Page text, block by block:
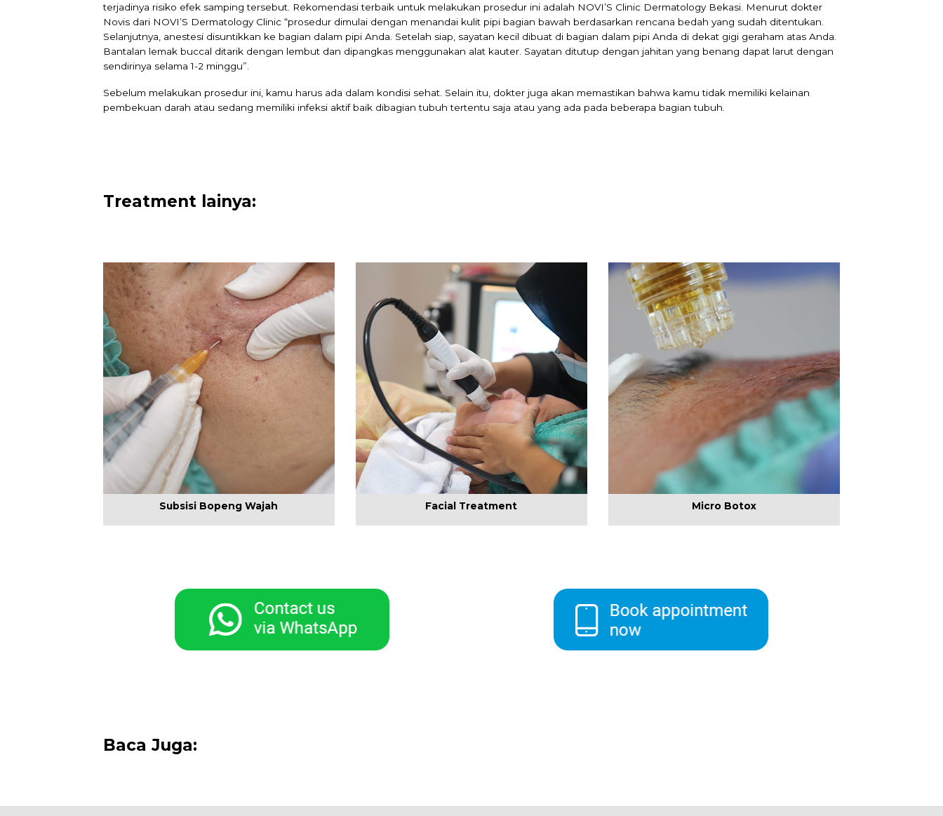
terjadinya risiko efek samping tersebut. Rekomendasi terbaik untuk melakukan prosedur ini adalah NOVI’S Clinic Dermatology Bekasi. Menurut dokter
Novis dari NOVI’S Dermatology Clinic “prosedur dimulai dengan menandai kulit pipi bagian bawah berdasarkan rencana bedah yang sudah ditentukan.
Selanjutnya, anestesi disuntikkan ke bagian dalam pipi Anda. Setelah siap, sayatan kecil dibuat di bagian dalam pipi Anda di dekat gigi geraham atas Anda.
Bantalan lemak buccal ditarik dengan lembut dan dipangkas menggunakan alat kauter. Sayatan ditutup dengan jahitan yang benang dapat larut dengan
sendirinya selama 1-2 minggu”.
Sebelum melakukan prosedur ini, kamu harus ada dalam kondisi sehat. Selain itu, dokter juga akan memastikan bahwa kamu tidak memiliki kelainan
pembekuan darah atau sedang memiliki infeksi aktif baik dibagian tubuh tertentu saja atau yang ada pada beberapa bagian tubuh.
Treatment lainya:
Subsisi Bopeng Wajah Facial Treatment Micro Botox
Baca Juga: